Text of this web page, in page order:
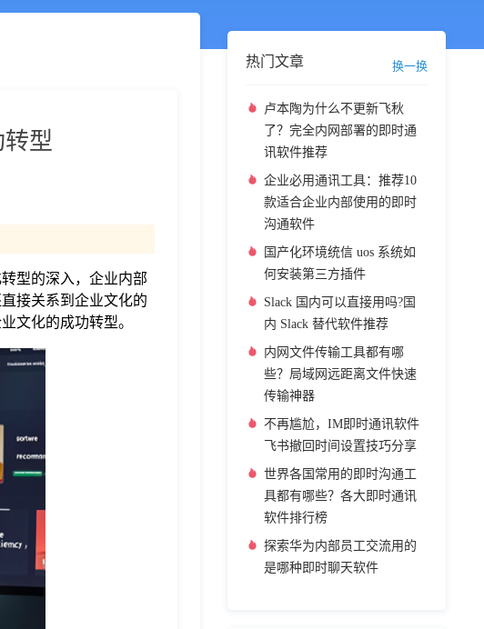
型
型的深入，企业内部
接关系到企业文化的
文化的成功转型。
热门文章 换一换
卢本陶为什么不更新飞秋
了？完全内网部署的即时通
讯软件推荐
企业必用通讯工具：推荐10
款适合企业内部使用的即时
沟通软件
国产化环境统信 uos 系统如
何安装第三方插件
Slack 国内可以直接用吗?国
内 Slack 替代软件推荐
内网文件传输工具都有哪
些？局域网远距离文件快速
传输神器
不再尴尬，IM即时通讯软件
飞书撤回时间设置技巧分享
世界各国常用的即时沟通工
具都有哪些？各大即时通讯
软件排行榜
探索华为内部员工交流用的
是哪种即时聊天软件